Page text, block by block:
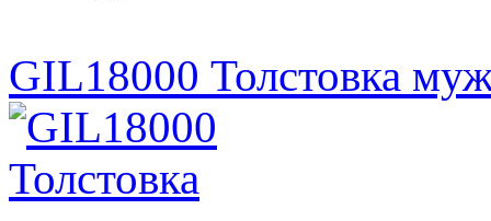
GIL18000 Толстовка